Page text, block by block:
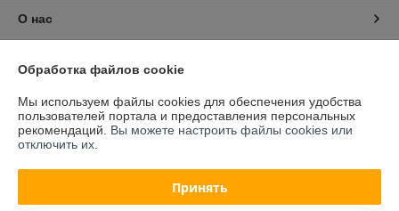
О нас
Доставка и оплата
График работы
Обработка файлов cookie
Мы используем файлы cookies для обеспечения удобства
пользователей портала и предоставления персональных
рекомендаций. Вы можете настроить файлы cookies или
отключить их.
Принять